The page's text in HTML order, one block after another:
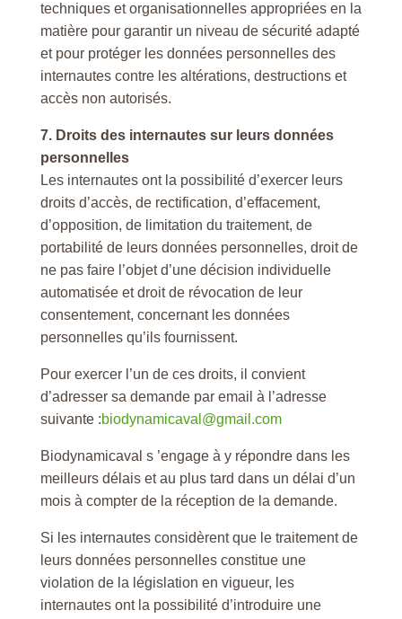
techniques et organisationnelles appropriées en la
matière pour garantir un niveau de sécurité adapté
et pour protéger les données personnelles des
internautes contre les altérations, destructions et
accès non autorisés.
7. Droits des internautes sur leurs données
personnelles
Les internautes ont la possibilité d’exercer leurs
droits d’accès, de rectification, d’effacement,
d’opposition, de limitation du traitement, de
portabilité de leurs données personnelles, droit de
ne pas faire l’objet d’une décision individuelle
automatisée et droit de révocation de leur
consentement, concernant les données
personnelles qu’ils fournissent.
Pour exercer l’un de ces droits, il convient
d’adresser sa demande par email à l’adresse
suivante :biodynamicaval@gmail.com
Biodynamicaval s ’engage à y répondre dans les
meilleurs délais et au plus tard dans un délai d’un
mois à compter de la réception de la demande.
Si les internautes considèrent que le traitement de
leurs données personnelles constitue une
violation de la législation en vigueur, les
internautes ont la possibilité d’introduire une